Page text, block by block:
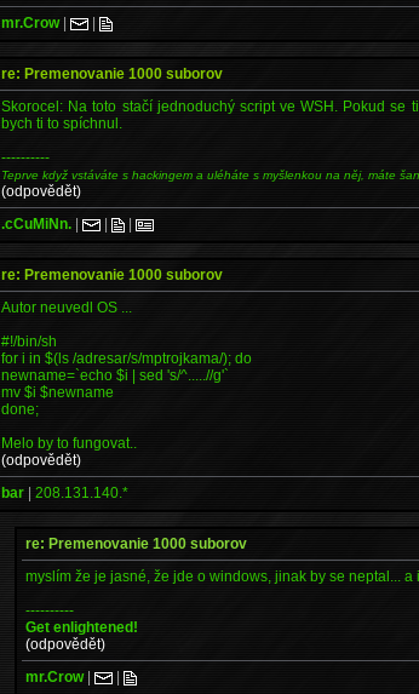
mr.Crow| |
re: Premenovanie 1000 suborov
Skorocel: Na toto stačí jednoduchý script ve WSH. Pokud
bych ti to spíchnul.
----------
Teprve když vstáváte s hackingem a uléháte s myšlenkou na něj, máte
(odpovědět)
.cCuMiNn. | | |
re: Premenovanie 1000 suborov
Autor neuvedl OS ...
#!/bin/sh
for i in $(ls /adresar/s/mptrojkama/); do
newname=`echo $i | sed 's/^.....//g'`
mv $i $newname
done;
Melo by to fungovat..
(odpovědět)
bar |208.131.140.*
re: Premenovanie 1000 suborov
myslím že je jasné, že jde o windows, jinak by se neptal...
----------
Get enlightened!
(odpovědět)
mr.Crow| |